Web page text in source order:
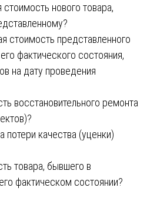
нового товара,
стоимость представленного
фактического состояния,
на дату проведения
восстановительного ремонта
потери качества (уценки)
товара, бывшего в
фактическом состоянии?